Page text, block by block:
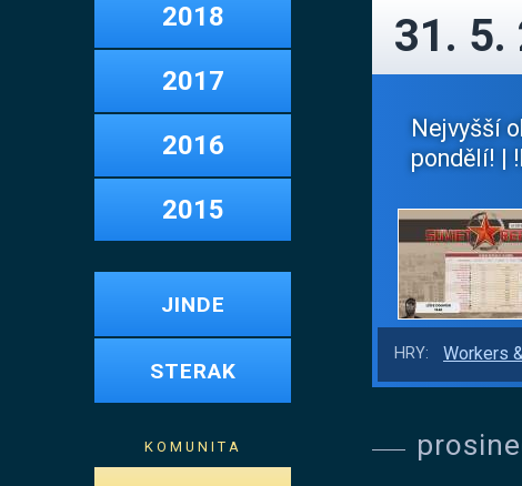
2018
2017
2016
2015
JINDE
STERAK
KOMUNITA
31. 5.
Nejvyšší
pondělí! |
HRY: Workers